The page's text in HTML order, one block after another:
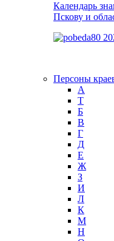
Календарь
Пскову и
Персоны
А
T
Б
В
Г
Д
Е
Ж
З
И
Л
К
М
Н